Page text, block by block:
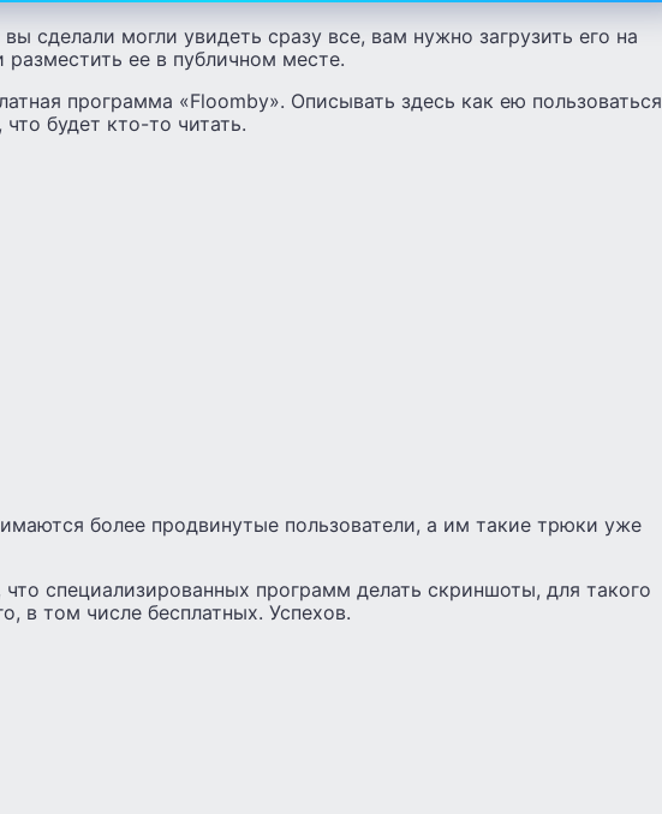
сделали могли увидеть сразу все, вам нужно загрузить его на
разместить ее в публичном месте.
программа «Floomby». Описывать здесь как ею пользоваться
будет кто-то читать.
более продвинутые пользователи, а им такие трюки уже
специализированных программ делать скриншоты, для такого
в том числе бесплатных. Успехов.